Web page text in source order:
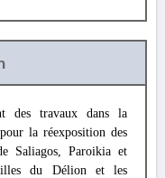
des travaux dans la
la réexposition des
Saliagos, Paroikia et
du Délion et les